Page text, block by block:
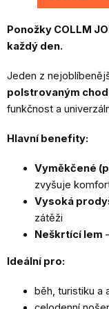
Ponožky COLLM
každý den.
Jeden z
polstrovaným
funkčnost a
Hlavní benefity:
Vyměkčené
zvyšuje
Vysoká
zátěži
Neškrtící lem
Ideální pro:
běh, turistiku a